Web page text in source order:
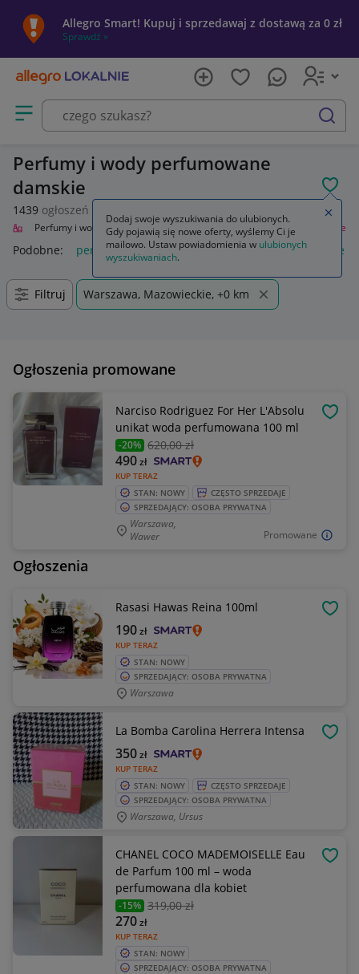
Allegro Smart! Kupuj i sprzedawaj z dostawą za 0 zł
Sprawdź »
Otwórz menu z kategoriami
szukaj
Perfumy i wody perfumowane
damskie
1439 ogłoszeń
Perfumy i wody Zapachy dla kobiet Perfumy i wody perfumowane
Podobne: perfumy i wody perfumowane perfumy damskie
Filtruj Warszawa, Mazowieckie, +0 km
Ogłoszenia promowane
Promowane
Narciso Rodriguez For Her L'Absolu
unikat woda perfumowana 100 ml
-20% 620,00 zł
KUP TERAZ
490zł
STAN: NOWY
CZĘSTO SPRZEDAJE
SPRZEDAJĄCY: OSOBA PRYWATNA
Warszawa,
Wawer
Ogłoszenia
Rasasi Hawas Reina 100ml
KUP TERAZ
190zł
STAN: NOWY
SPRZEDAJĄCY: OSOBA PRYWATNA
Warszawa
La Bomba Carolina Herrera Intensa
KUP TERAZ
350zł
STAN: NOWY
CZĘSTO SPRZEDAJE
SPRZEDAJĄCY: OSOBA PRYWATNA
Warszawa, Ursus
CHANEL COCO MADEMOISELLE Eau
de Parfum 100 ml – woda
perfumowana dla kobiet
-15% 319,00 zł
KUP TERAZ
270zł
STAN: NOWY
SPRZEDAJĄCY: OSOBA PRYWATNA
Dodaj swoje wyszukiwania do ulubionych.
Gdy pojawią się nowe oferty, wyślemy Ci je
mailowo. Ustaw powiadomienia w ulubionych
wyszukiwaniach.